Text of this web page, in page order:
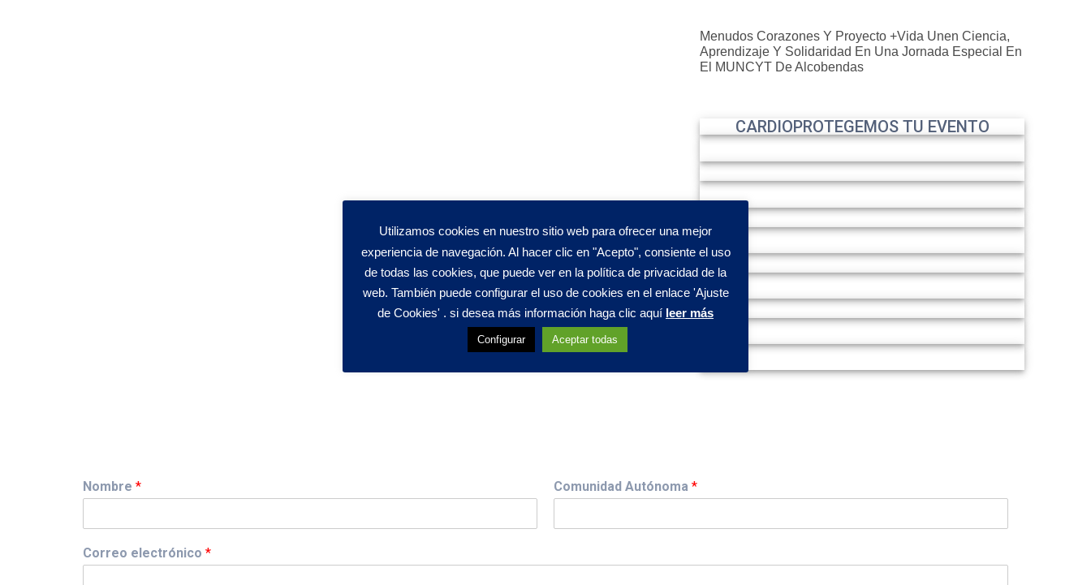
Menudos Corazones Y Proyecto +Vida Unen Ciencia,
Aprendizaje Y Solidaridad En Una Jornada Especial En
El MUNCYT De Alcobendas
CARDIOPROTEGEMOS TU EVENTO
Nombre * Comunidad Autónoma *
Correo electrónico *
Utilizamos cookies en nuestro sitio web para ofrecer una mejor
experiencia de navegación. Al hacer clic en "Acepto", consiente el uso
de todas las cookies, que puede ver en la política de privacidad de la
web. También puede configurar el uso de cookies en el enlace 'Ajuste
de Cookies' . si desea más información haga clic aquí leer más
Configurar Aceptar todas